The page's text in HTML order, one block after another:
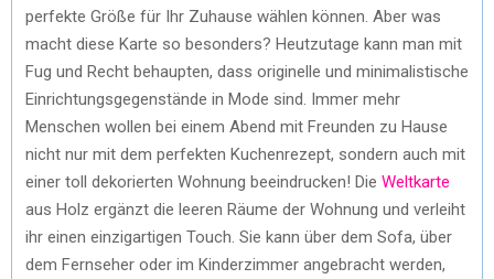
perfekte Größe für Ihr Zuhause wählen können. Aber was
macht diese Karte so besonders? Heutzutage kann man mit
Fug und Recht behaupten, dass originelle und minimalistische
Einrichtungsgegenstände in Mode sind. Immer mehr
Menschen wollen bei einem Abend mit Freunden zu Hause
nicht nur mit dem perfekten Kuchenrezept, sondern auch mit
einer toll dekorierten Wohnung beeindrucken! Die Weltkarte
aus Holz ergänzt die leeren Räume der Wohnung und verleiht
ihr einen einzigartigen Touch. Sie kann über dem Sofa, über
dem Fernseher oder im Kinderzimmer angebracht werden,